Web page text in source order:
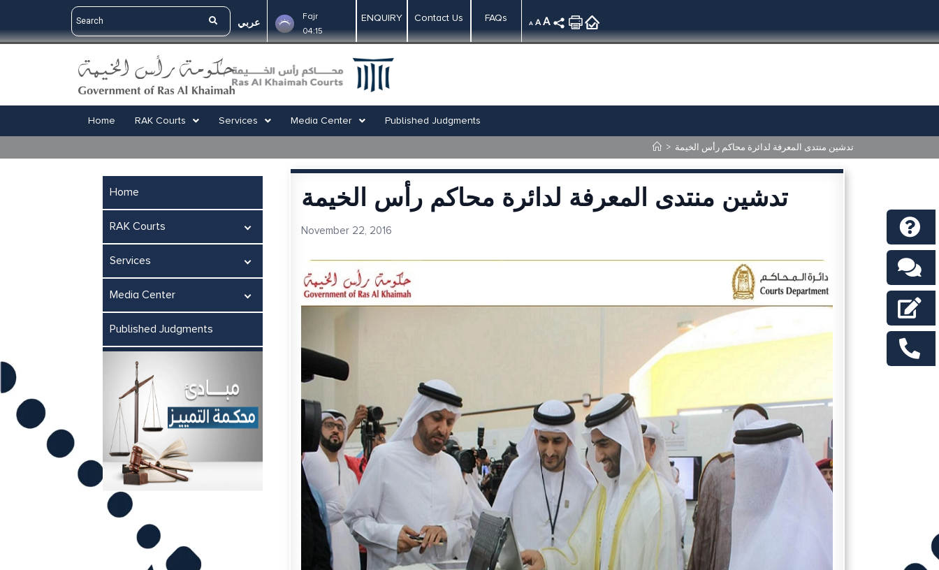
عربي
Fajr
04:15
ENQUIRY Contact Us FAQs A A A
Home RAK Courts Services Media Center Published Judgments
> تدشين منتدى المعرفة لدائرة محاكم رأس الخيمة
Home
RAK Courts
Services
Media Center
Published Judgments
تدشين منتدى المعرفة لدائرة محاكم رأس الخيمة
November 22, 2016